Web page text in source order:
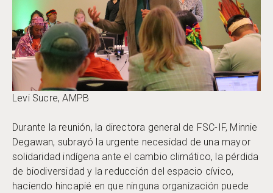
Levi Sucre, AMPB
Durante la reunión, la directora general de FSC-IF, Minnie
Degawan, subrayó la urgente necesidad de una mayor
solidaridad indígena ante el cambio climático, la pérdida
de biodiversidad y la reducción del espacio cívico,
haciendo hincapié en que ninguna organización puede